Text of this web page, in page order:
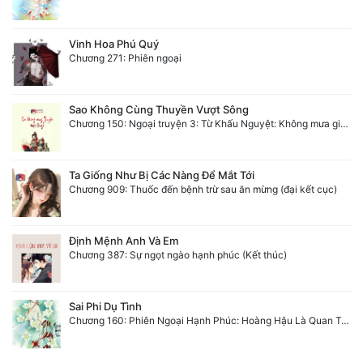
Vinh Hoa Phú Quý
Chương 271: Phiên ngoại
Sao Không Cùng Thuyền Vượt Sông
Chương 150: Ngoại truyện 3: Từ Khấu Nguyệt: Không mưa gió cũng không tình
Ta Giống Như Bị Các Nàng Để Mắt Tới
Chương 909: Thuốc đến bệnh trừ sau ăn mừng (đại kết cục)
Định Mệnh Anh Và Em
Chương 387: Sự ngọt ngào hạnh phúc (Kết thúc)
Sai Phi Dụ Tình
Chương 160: Phiên Ngoại Hạnh Phúc: Hoàng Hậu Là Quan Trọng Nhất (Hạ)